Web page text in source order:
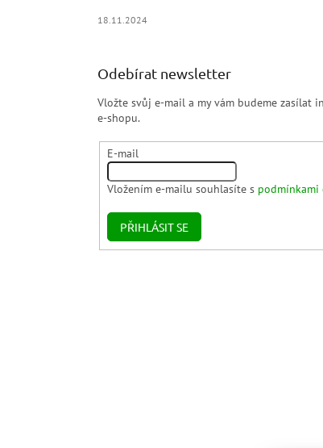
18.11.2024
Odebírat newsletter
Vložte svůj e-mail a my vám budeme zasílat
e-shopu.
E-mail
Vložením e-mailu souhlasíte s podmínkami
PŘIHLÁSIT SE